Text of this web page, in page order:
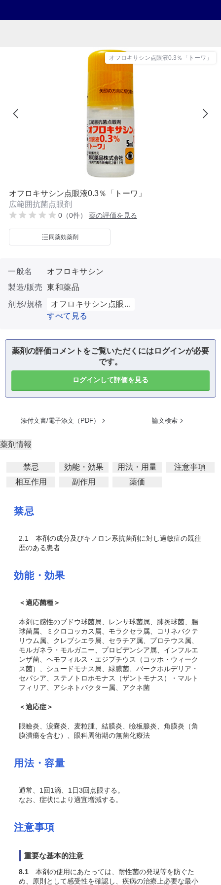
オフロキサシン点眼液0.3％「トーワ」
オフロキサシン点眼液0.3％「トーワ」
広範囲抗菌点眼剤
0（0件） 薬の評価を見る
同薬効薬剤
一般名
オフロキサシン
製造/販売 東和薬品
剤形/規格
オフロキサシン点眼...
すべて見る
薬剤の評価コメントをご覧いただくにはログインが必要
です。
ログインして評価を見る
添付文書/電子添文（PDF） 論文検索
薬剤情報
禁忌 効能・効果 用法・用量
注意事項
相互作用
副作用 薬価
禁忌
2.1
本剤の成分及びキノロン系抗菌剤に対し過敏症の既往
歴のある患者
効能・効果
＜適応菌種＞
本剤に感性のブドウ球菌属、レンサ球菌属、肺炎球菌、腸
球菌属、ミクロコッカス属、モラクセラ属、コリネバクテ
リウム属、クレブシエラ属、セラチア属、プロテウス属、
モルガネラ・モルガニー、プロビデンシア属、インフルエ
ンザ菌、ヘモフィルス・エジプチウス（コッホ・ウィーク
ス菌）、シュードモナス属、緑膿菌、バークホルデリア・
セパシア、ステノトロホモナス（ザントモナス）・マルト
フィリア、アシネトバクター属、アクネ菌
＜適応症＞
眼瞼炎、涙嚢炎、麦粒腫、結膜炎、瞼板腺炎、角膜炎（角
膜潰瘍を含む）、眼科周術期の無菌化療法
用法・容量
通常、1回1滴、1日3回点眼する。
なお、症状により適宜増減する。
注意事項
重要な基本的注意
8.1 本剤の使用にあたっては、耐性菌の発現等を防ぐた
め、原則として感受性を確認し、疾病の治療上必要な最小